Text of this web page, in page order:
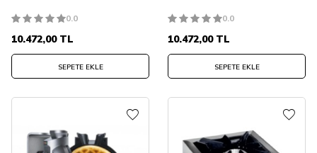
0.0
10.472,00TL
SEPETE EKLE
0.0
10.472,00TL
SEPETE EKLE